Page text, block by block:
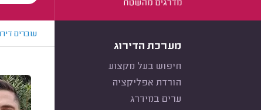
מערכת הדירוג
חיפוש בעל מקצוע
הורדת אפליקציה
ערים במידרג
עוברים